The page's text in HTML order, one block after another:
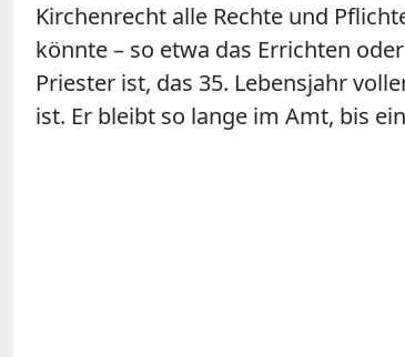
Kirchenrecht alle Rechte und
könnte – so etwa das Errichten
Priester ist, das 35. Lebensjahr
ist. Er bleibt so lange im Amt, bis